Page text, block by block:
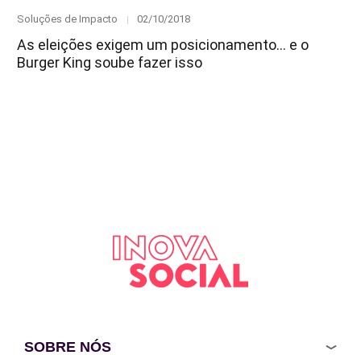
Category
Soluções de Impacto
Posted
02/10/2018
As eleições exigem um posicionamento… e o
Burger King soube fazer isso
SOBRE NÓS